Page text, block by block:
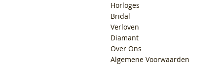
Horloges
Bridal
Verloven
Diamant
Over Ons
Algemene Voorwaarden